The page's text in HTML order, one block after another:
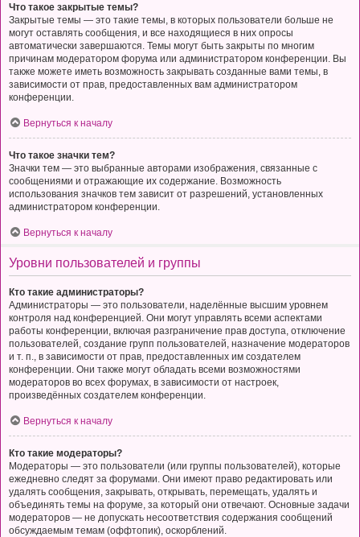
Что такое закрытые темы?
Закрытые темы — это такие темы, в которых пользователи больше не
могут оставлять сообщения, и все находящиеся в них опросы
автоматически завершаются. Темы могут быть закрыты по многим
причинам модератором форума или администратором конференции. Вы
также можете иметь возможность закрывать созданные вами темы, в
зависимости от прав, предоставленных вам администратором
конференции.
Вернуться к началу
Что такое значки тем?
Значки тем — это выбранные авторами изображения, связанные с
сообщениями и отражающие их содержание. Возможность
использования значков тем зависит от разрешений, установленных
администратором конференции.
Вернуться к началу
Уровни пользователей и группы
Кто такие администраторы?
Администраторы — это пользователи, наделённые высшим уровнем
контроля над конференцией. Они могут управлять всеми аспектами
работы конференции, включая разграничение прав доступа, отключение
пользователей, создание групп пользователей, назначение модераторов
и т. п., в зависимости от прав, предоставленных им создателем
конференции. Они также могут обладать всеми возможностями
модераторов во всех форумах, в зависимости от настроек,
произведённых создателем конференции.
Вернуться к началу
Кто такие модераторы?
Модераторы — это пользователи (или группы пользователей), которые
ежедневно следят за форумами. Они имеют право редактировать или
удалять сообщения, закрывать, открывать, перемещать, удалять и
объединять темы на форуме, за который они отвечают. Основные задачи
модераторов — не допускать несоответствия содержания сообщений
обсуждаемым темам (оффтопик), оскорблений.